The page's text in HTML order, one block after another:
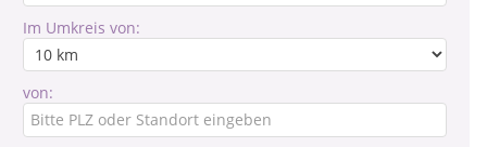
Im Umkreis von:
von: